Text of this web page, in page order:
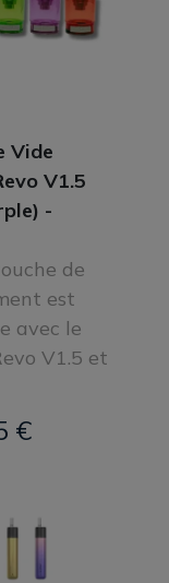
Vide
V1.5
-
de
est
avec le
V1.5 et
€